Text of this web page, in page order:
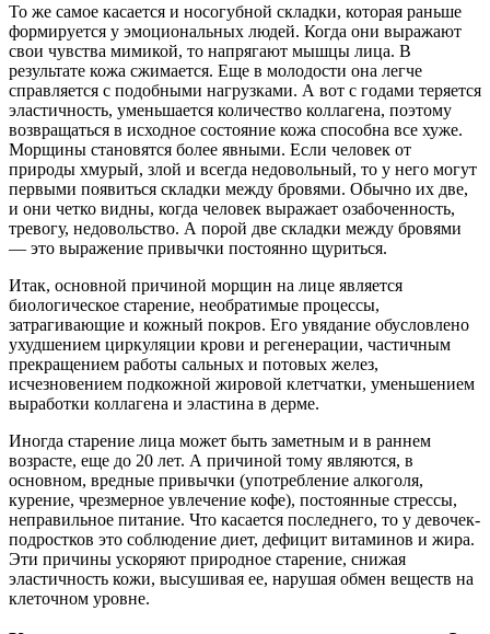
То же самое касается и носогубной складки, которая раньше
формируется у эмоциональных людей. Когда они выражают
свои чувства мимикой, то напрягают мышцы лица. В
результате кожа сжимается. Еще в молодости она легче
справляется с подобными нагрузками. А вот с годами теряется
эластичность, уменьшается количество коллагена, поэтому
возвращаться в исходное состояние кожа способна все хуже.
Морщины становятся более явными. Если человек от
природы хмурый, злой и всегда недовольный, то у него могут
первыми появиться складки между бровями. Обычно их две,
и они четко видны, когда человек выражает озабоченность,
тревогу, недовольство. А порой две складки между бровями
— это выражение привычки постоянно щуриться.
Итак, основной причиной морщин на лице является
биологическое старение, необратимые процессы,
затрагивающие и кожный покров. Его увядание обусловлено
ухудшением циркуляции крови и регенерации, частичным
прекращением работы сальных и потовых желез,
исчезновением подкожной жировой клетчатки, уменьшением
выработки коллагена и эластина в дерме.
Иногда старение лица может быть заметным и в раннем
возрасте, еще до 20 лет. А причиной тому являются, в
основном, вредные привычки (употребление алкоголя,
курение, чрезмерное увлечение кофе), постоянные стрессы,
неправильное питание. Что касается последнего, то у девочек-
подростков это соблюдение диет, дефицит витаминов и жира.
Эти причины ускоряют природное старение, снижая
эластичность кожи, высушивая ее, нарушая обмен веществ на
клеточном уровне.